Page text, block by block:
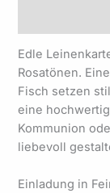
Edle
Rosatönen.
Fisch setzen
eine
Kommunion
liebevoll
Einladung in